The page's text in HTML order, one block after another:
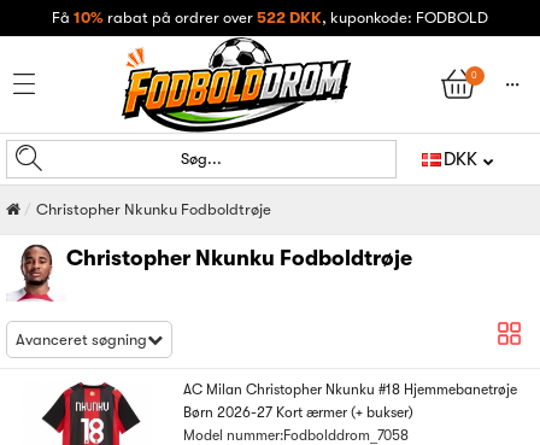
Få 10% rabat på ordrer over 522 DKK, kuponkode: FODBOLD
0
󰄒
Søg... DKK
Christopher Nkunku Fodboldtrøje
Christopher Nkunku Fodboldtrøje
Avanceret søgning
AC Milan Christopher Nkunku #18 Hjemmebanetrøje
Børn 2026-27 Kort ærmer (+ bukser)
Model nummer:Fodbolddrom_7058